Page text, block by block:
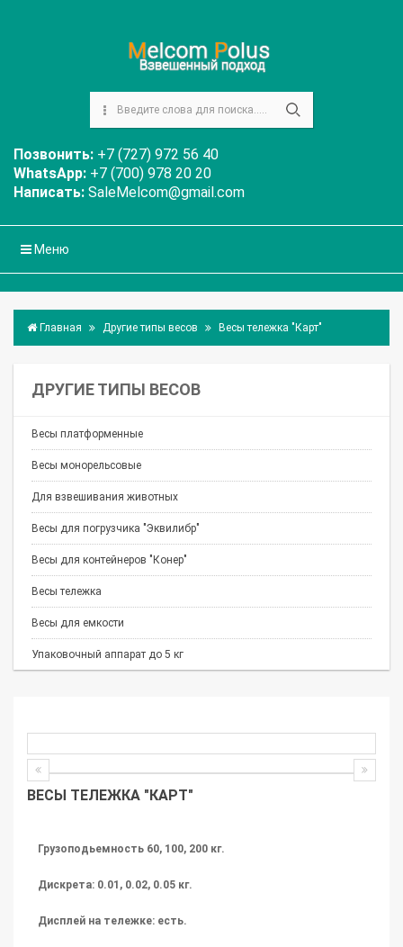
Позвонить: +7 (727) 972 56 40
WhatsApp: +7 (700) 978 20 20
Написать: SaleMelcom@gmail.com
Меню
Главная Другие типы весов Весы тележка "Карт"
ДРУГИЕ ТИПЫ ВЕСОВ
Весы платформенные
Весы монорельсовые
Для взвешивания животных
Весы для погрузчика "Эквилибр"
Весы для контейнеров "Конер"
Весы тележка
Весы для емкости
Упаковочный аппарат до 5 кг
ВЕСЫ ТЕЛЕЖКА "КАРТ"
Грузоподьемность 60, 100, 200 кг.
Дискрета: 0.01, 0.02, 0.05 кг.
Дисплей на тележке: есть.